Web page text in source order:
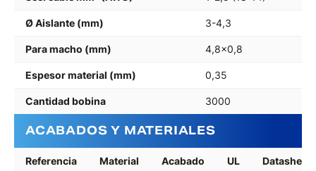
Ø Aislante (mm) 3-4,3
Para macho (mm) 4,8x0,8
Espesor material (mm) 0,35
Cantidad bobina 3000
ACABADOS Y MATERIALES
Referencia Material Acabado UL Datasheet